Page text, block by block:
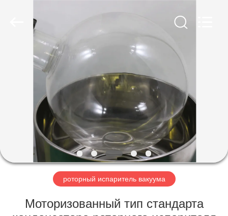
ДОМ
ПРОДУКТЫ
ПУТЕШЕСТВИЕ
ФАБРИКИроторный испаритель вакуума
Моторизованный тип стандарта